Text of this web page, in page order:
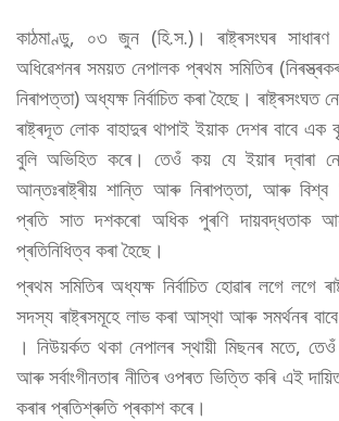
কাঠমাণ্ডু, ০৩ জুন (হি.স.)। ৰাষ্ট্ৰসংঘৰ
অধিৱেশনৰ সময়ত নেপালক প্ৰথম সমিতিৰ
নিৰাপত্তা) অধ্যক্ষ নিৰ্বাচিত কৰা হৈছে। ৰাষ্ট্ৰসংঘত
ৰাষ্ট্ৰদূত লোক বাহাদুৰ থাপাই ইয়াক দেশৰ বাবে
বুলি অভিহিত কৰে। তেওঁ কয় যে ইয়াৰ দ্বাৰা
আন্তঃৰাষ্ট্ৰীয় শান্তি আৰু নিৰাপত্তা, আৰু বিশ্ব
প্ৰতি সাত দশকৰো অধিক পুৰণি দায়বদ্ধতাক
প্ৰতিনিধিত্ব কৰা হৈছে।
প্ৰথম সমিতিৰ অধ্যক্ষ নিৰ্বাচিত হোৱাৰ লগে লগে
সদস্য ৰাষ্ট্ৰসমূহে লাভ কৰা আস্থা আৰু সমৰ্থনৰ
। নিউয়ৰ্কত থকা নেপালৰ স্থায়ী মিছনৰ মতে, তেওঁ
আৰু সৰ্বাংগীনতাৰ নীতিৰ ওপৰত ভিত্তি কৰি এই
কৰাৰ প্ৰতিশ্ৰুতি প্ৰকাশ কৰে।